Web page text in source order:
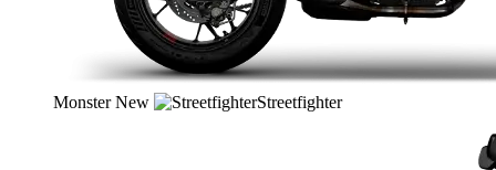
MonsterNew Streetfighter